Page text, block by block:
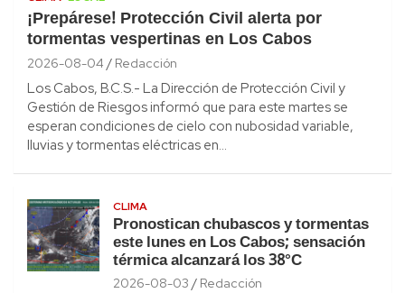
¡Prepárese! Protección Civil alerta por
tormentas vespertinas en Los Cabos
2026-08-04 Redacción
Los Cabos, B.C.S.- La Dirección de Protección Civil y
Gestión de Riesgos informó que para este martes se
esperan condiciones de cielo con nubosidad variable,
lluvias y tormentas eléctricas en…
CLIMA
Pronostican chubascos y tormentas
este lunes en Los Cabos; sensación
térmica alcanzará los 38°C
2026-08-03 Redacción